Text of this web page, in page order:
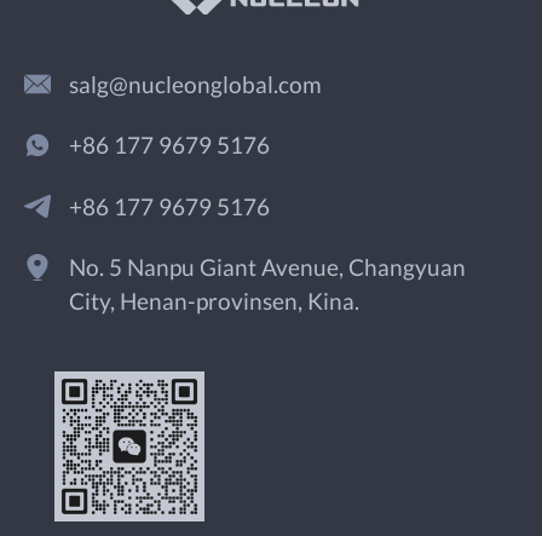
salg@nucleonglobal.com
+86 177 9679 5176
+86 177 9679 5176
No. 5 Nanpu Giant Avenue, Changyuan
City, Henan-provinsen, Kina.